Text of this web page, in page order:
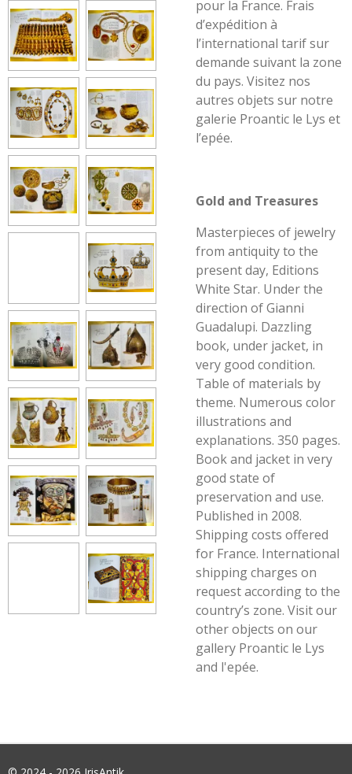
pour la France. Frais
d’expédition à
l’international tarif sur
demande suivant la zone
du pays. Visitez nos
autres objets sur notre
galerie Proantic le Lys et
l’epée.
Gold and Treasures
Masterpieces of jewelry
from antiquity to the
present day, Editions
White Star. Under the
direction of Gianni
Guadalupi. Dazzling
book, under jacket, in
very good condition.
Table of materials by
theme. Numerous color
illustrations and
explanations. 350 pages.
Book and jacket in very
good state of
preservation and use.
Published in 2008.
Shipping costs offered
for France. International
shipping charges on
request according to the
country’s zone. Visit our
other objects on our
gallery Proantic le Lys
and l'epée.